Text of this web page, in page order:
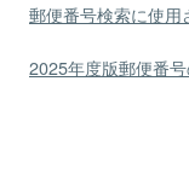
郵便番号検索に使用
2025年度版郵便番